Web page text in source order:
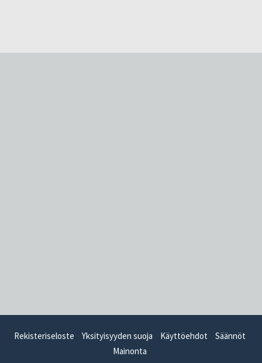
Rekisteriseloste Yksityisyyden suoja Käyttöehdot
Säännöt
Mainonta